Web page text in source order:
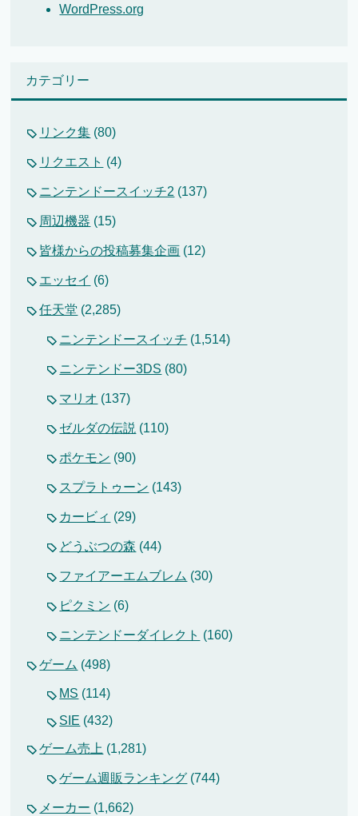
WordPress.org
カテゴリー
リンク集 (80)
リクエスト (4)
ニンテンドースイッチ2 (137)
周辺機器 (15)
皆様からの投稿募集企画 (12)
エッセイ (6)
任天堂 (2,285)
ニンテンドースイッチ (1,514)
ニンテンドー3DS (80)
マリオ (137)
ゼルダの伝説 (110)
ポケモン (90)
スプラトゥーン (143)
カービィ (29)
どうぶつの森 (44)
ファイアーエムブレム (30)
ピクミン (6)
ニンテンドーダイレクト (160)
ゲーム (498)
MS (114)
SIE (432)
ゲーム売上 (1,281)
ゲーム週販ランキング (744)
メーカー (1,662)